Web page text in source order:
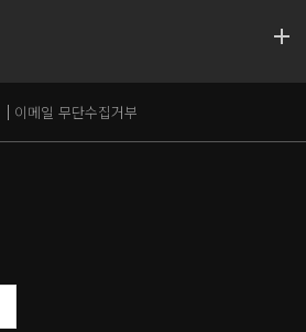
이메일 무단수집거부